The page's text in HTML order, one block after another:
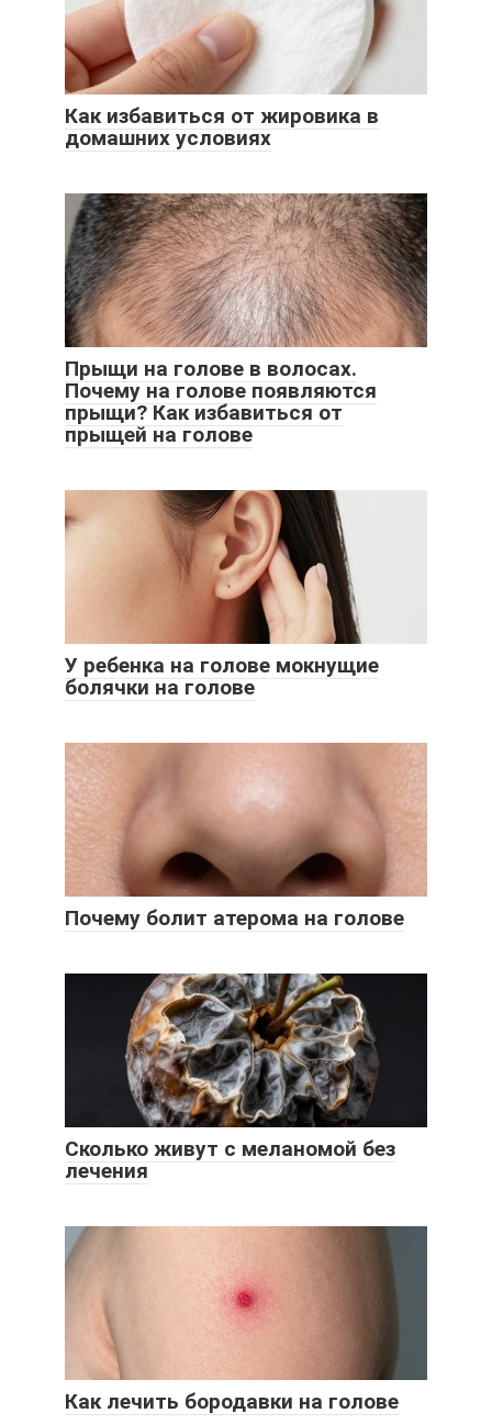
Как избавиться от жировика в
домашних условиях
Прыщи на голове в волосах.
Почему на голове появляются
прыщи? Как избавиться от
прыщей на голове
У ребенка на голове мокнущие
болячки на голове
Почему болит атерома на голове
Сколько живут с меланомой без
лечения
Как лечить бородавки на голове